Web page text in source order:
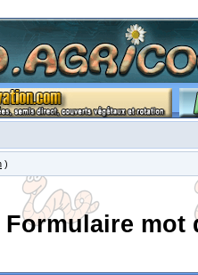
)
Formulaire mot